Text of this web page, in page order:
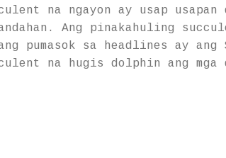
na ngayon ay usap
Ang pinakahuling
pumasok sa headlines ay
na hugis dolphin ang mga